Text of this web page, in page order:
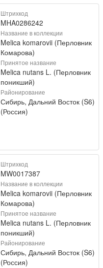
Штрихкод
MHA0286242
Название в коллекции
Melica komarovii (Перловник
Комарова)
Принятое название
Melica nutans L. (Перловник
поникший)
Районирование
Сибирь, Дальний Восток (S6)
(Россия)
Штрихкод
MW0017387
Название в коллекции
Melica komarovii (Перловник
Комарова)
Принятое название
Melica nutans L. (Перловник
поникший)
Районирование
Сибирь, Дальний Восток (S6)
(Россия)